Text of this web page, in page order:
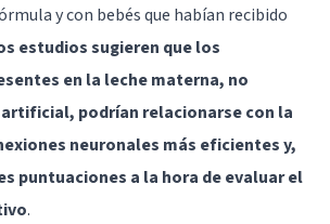
y con bebés que habían recibido
estudios sugieren que los
en la leche materna, no
podrían relacionarse con la
neuronales más eficientes y,
puntuaciones a la hora de evaluar el
.